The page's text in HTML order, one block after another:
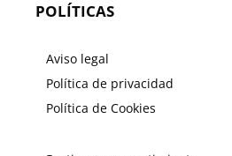
POLÍTICAS
Aviso legal
Política de privacidad
Política de Cookies